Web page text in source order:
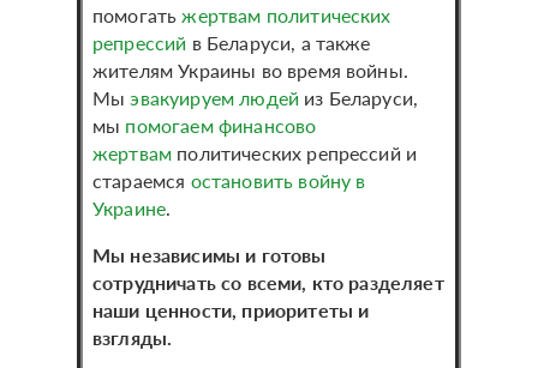
помогатьжертвам политических
репрессий в Беларуси, а также
жителям Украины во время войны.
Мыэвакуируем людей из Беларуси,
мы помогаем финансово
жертвам политических репрессий и
стараемся остановить войну в
Украине.
Мы независимы и готовы
сотрудничать со всеми, кто разделяет
наши ценности, приоритеты и
взгляды.